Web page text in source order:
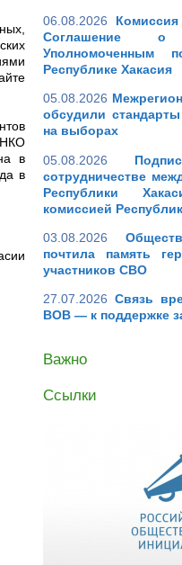
в
в
06.08.2026
Соглашение о
Уполномоченным
Республике Хакасия
05.08.2026
обсудили
на выборах
05.08.2026
сотрудничестве
Республики
комиссией
03.08.2026
почтила память
участников СВО
27.07.2026 Связь
ВОВ — к поддержке
Важно
Ссылки